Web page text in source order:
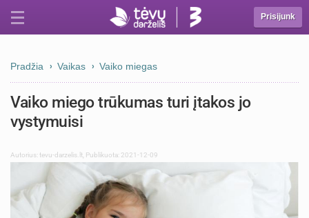
Prisijunk
Pradžia Vaikas Vaiko miegas
Vaiko miego trūkumas turi įtakos jo
vystymuisi
Autorius:tevu-darzelis.lt Publikuota: 2021-12-09